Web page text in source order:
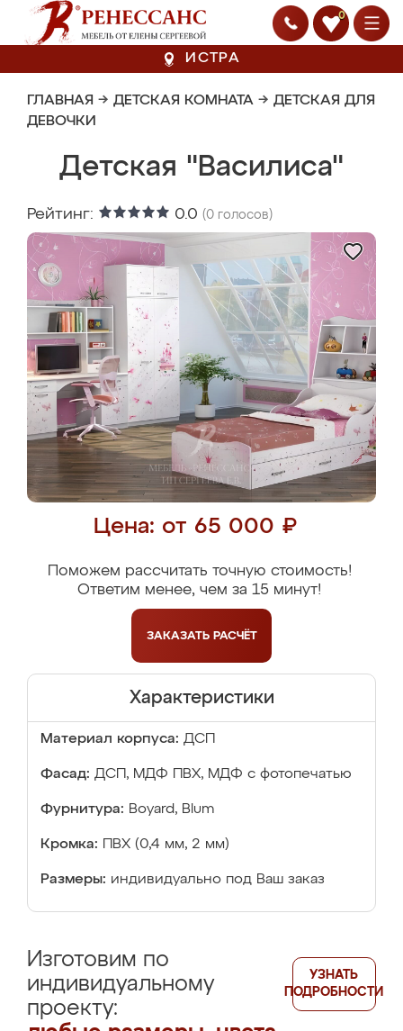
0
ИСТРА
ГЛАВНАЯ → ДЕТСКАЯ КОМНАТА → ДЕТСКАЯ ДЛЯ
ДЕВОЧКИ
Детская "Василиса"
Рейтинг: 0.0 (0 голосов)
Цена: от 65 000 ₽
Поможем рассчитать точную стоимость!
Ответим менее, чем за 15 минут!
ЗАКАЗАТЬ РАСЧЁТ
Характеристики
Материал корпуса: ДСП
Фасад: ДСП, МДФ ПВХ, МДФ с фотопечатью
Фурнитура: Boyard, Blum
Кромка: ПВХ (0,4 мм, 2 мм)
Размеры: индивидуально под Ваш заказ
Изготовим по
индивидуальному
проекту:
УЗНАТЬ
ПОДРОБНОСТИ